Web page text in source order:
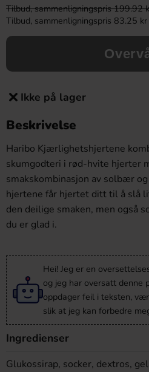
Tilbud, sammenligningspris 199.92
Tilbud, sammenligningspris 83.25
Ikke på lager
Beskrivelse
Haribo Kjærlighetshjertene
skumgodteri i rød-hvite hjerter
smakskombinasjon av solbær
hjertene får hjertet ditt til å slå
den deilige smaken, men også
du er glad i.
Hei! Jeg er en
og jeg har oversatt denne
oppdager feil i teksten,
slik at jeg kan forbedre
Ingredienser
Glukossirap, socker, dextros,